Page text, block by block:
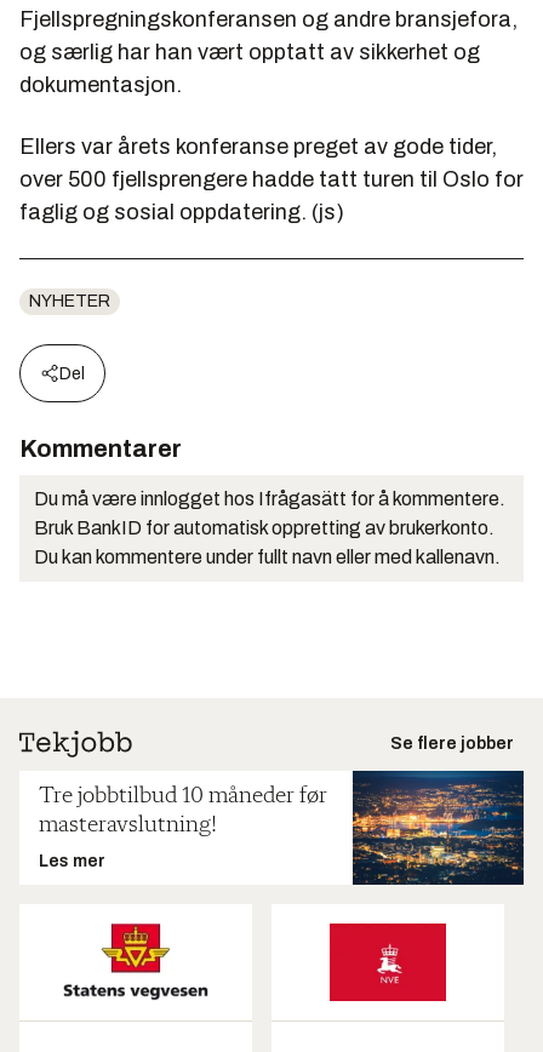
Fjellspregningskonferansen og andre bransjefora,
og særlig har han vært opptatt av sikkerhet og
dokumentasjon.
Ellers var årets konferanse preget av gode tider,
over 500 fjellsprengere hadde tatt turen til Oslo for
faglig og sosial oppdatering. (js)
NYHETER
Del
Kommentarer
Du må være innlogget hos Ifrågasätt for å kommentere.
Bruk BankID for automatisk oppretting av brukerkonto.
Du kan kommentere under fullt navn eller med kallenavn.
Se flere jobber
Tre jobbtilbud 10 måneder før
masteravslutning!
Les mer